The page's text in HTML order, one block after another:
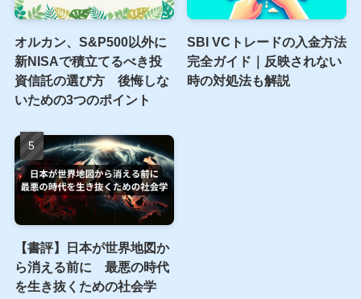
オルカン、S&P500以外に
新NISAで積立てるべき投
資信託の選び方 後悔しな
いための3つのポイント
SBI VCトレードの入金方法
完全ガイド｜反映されない
時の対処法も解説
【書評】日本が世界地図か
ら消える前に 最悪の時代
を生き抜くための社会学